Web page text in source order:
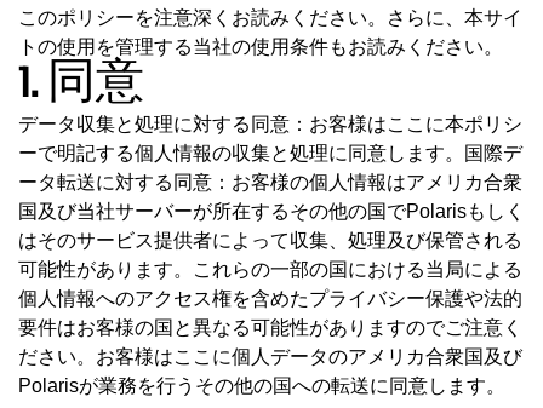
このポリシーを注意深くお読みください。さらに、本サイ
トの使用を管理する当社の使用条件もお読みください。
1. 同意
データ収集と処理に対する同意：お客様はここに本ポリシ
ーで明記する個人情報の収集と処理に同意します。国際デ
ータ転送に対する同意：お客様の個人情報はアメリカ合衆
国及び当社サーバーが所在するその他の国でPolarisもしく
はそのサービス提供者によって収集、処理及び保管される
可能性があります。これらの一部の国における当局による
個人情報へのアクセス権を含めたプライバシー保護や法的
要件はお客様の国と異なる可能性がありますのでご注意く
ださい。お客様はここに個人データのアメリカ合衆国及び
Polarisが業務を行うその他の国への転送に同意します。